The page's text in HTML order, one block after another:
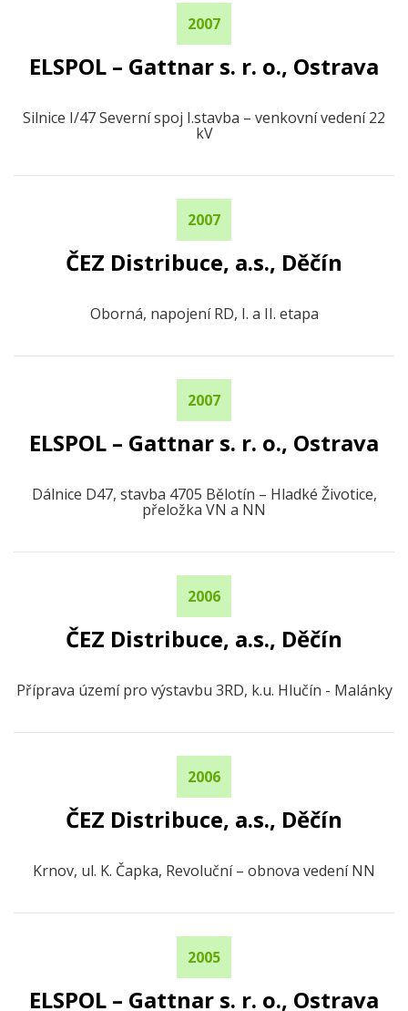
2007
ELSPOL – Gattnar s. r. o., Ostrava
Silnice I/47 Severní spoj I.stavba – venkovní vedení 22
kV
2007
ČEZ Distribuce, a.s., Děčín
Oborná, napojení RD, I. a II. etapa
2007
ELSPOL – Gattnar s. r. o., Ostrava
Dálnice D47, stavba 4705 Bělotín – Hladké Životice,
přeložka VN a NN
2006
ČEZ Distribuce, a.s., Děčín
Příprava území pro výstavbu 3RD, k.u. Hlučín - Malánky
2006
ČEZ Distribuce, a.s., Děčín
Krnov, ul. K. Čapka, Revoluční – obnova vedení NN
2005
ELSPOL – Gattnar s. r. o., Ostrava